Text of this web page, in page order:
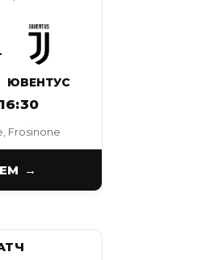
Frosinone
ЮВЕНТУС
16:30